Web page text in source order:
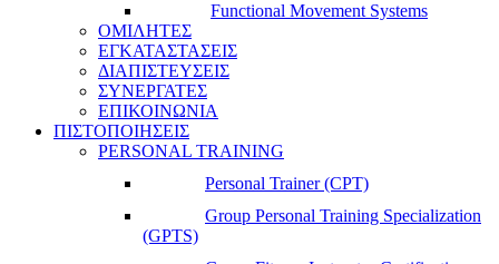
Functional Movement Systems
ΟΜΙΛΗΤΕΣ
ΕΓΚΑΤΑΣΤΑΣΕΙΣ
ΔΙΑΠΙΣΤΕΥΣΕΙΣ
ΣΥΝΕΡΓΑΤΕΣ
ΕΠΙΚΟΙΝΩΝΙΑ
ΠΙΣΤΟΠΟΙΗΣΕΙΣ
PERSONAL TRAINING
Personal Trainer (CPT)
Group Personal Training Specialization
(GPTS)